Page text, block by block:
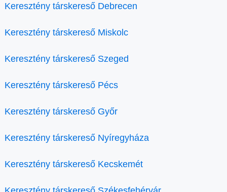
Keresztény társkereső Debrecen
Keresztény társkereső Miskolc
Keresztény társkereső Szeged
Keresztény társkereső Pécs
Keresztény társkereső Győr
Keresztény társkereső Nyíregyháza
Keresztény társkereső Kecskemét